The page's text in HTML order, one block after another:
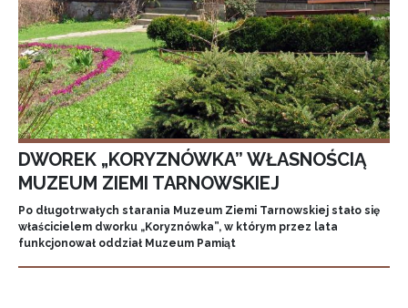
DWOREK „KORYZNÓWKA” WŁASNOŚCIĄ
MUZEUM ZIEMI TARNOWSKIEJ
Po długotrwałych starania Muzeum Ziemi Tarnowskiej stało się
właścicielem dworku „Koryznówka”, w którym przez lata
funkcjonował oddział Muzeum Pamiąt